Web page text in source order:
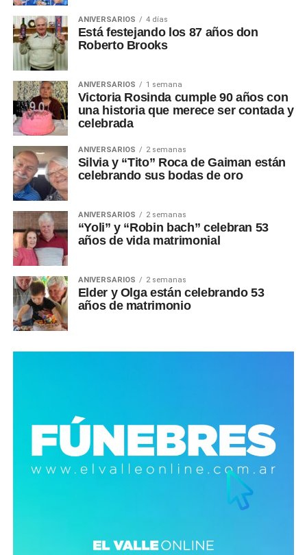
ANIVERSARIOS 4 días
Está festejando los 87 años don
Roberto Brooks
ANIVERSARIOS 1 semana
Victoria Rosinda cumple 90 años con
una historia que merece ser contada y
celebrada
ANIVERSARIOS 2 semanas
Silvia y “Tito” Roca de Gaiman están
celebrando sus bodas de oro
ANIVERSARIOS 2 semanas
“Yoli” y “Robin bach” celebran 53
años de vida matrimonial
ANIVERSARIOS 2 semanas
Elder y Olga están celebrando 53
años de matrimonio